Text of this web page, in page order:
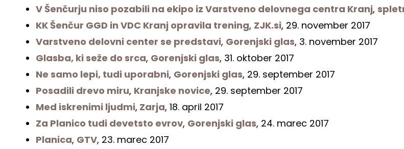
V Šenčurju niso pozabili na ekipo iz Varstveno delovnega centra Kranj,
KK Šenčur GGD in VDC Kranj opravila trening, ZJK.si, 29. november 2017
Varstveno delovni center se predstavi, Gorenjski glas, 3. november 2017
Glasba, ki seže do srca, Gorenjski glas, 31. oktober 2017
Ne samo lepi, tudi uporabni, Gorenjski glas, 29. september 2017
Posadili drevo miru, Kranjske novice, 29. september 2017
Med iskrenimi ljudmi, Zarja, 18. april 2017
Za Planico tudi devetsto evrov, Gorenjski glas, 24. marec 2017
Planica, GTV, 23. marec 2017